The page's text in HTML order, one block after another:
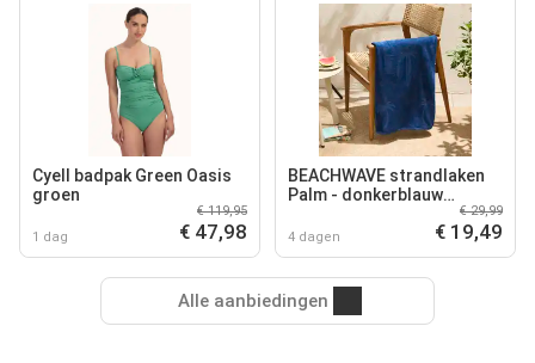
Cyell badpak Green Oasis
groen
1 dag
€ 119,95
€ 47,98
BEACHWAVE strandlaken
Palm - donkerblauw
(velours) (200x100 cm)
4 dagen
€ 29,99
€ 19,49
Alle aanbiedingen